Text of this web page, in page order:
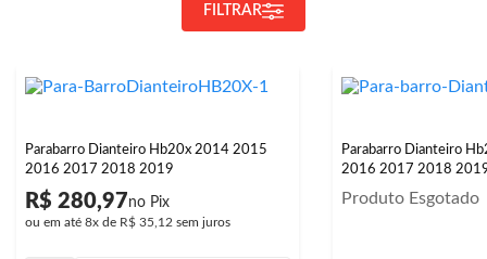
FILTRAR
Parabarro Dianteiro Hb20x 2014 2015
2016 2017 2018 2019
R$ 280,97
ou em até 8x de R$ 35,12 sem juros
Parabarro Dianteiro
2016 2017 2018
Produto Esgotado